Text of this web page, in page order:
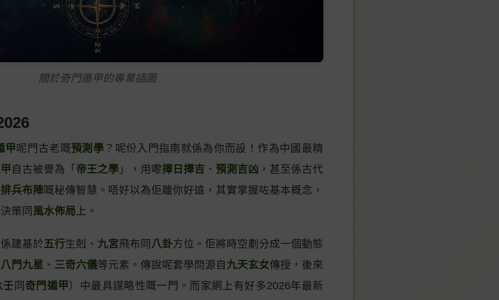
關於奇門遁甲的專業插圖
甲呢門古老嘅預測學 ？呢份入門指南就係為你而設！作為中國最精
自古被譽為「 帝王之學 」，用嚟擇日擇吉 、 預測吉凶 ，甚至係古代
排兵布陣嘅秘傳智慧。唔好以為佢離你好遠，其實掌握咗基本概念，
策同 風水佈局 上。
建基於五行生剋、 九宮飛布同 八卦方位。佢將時空劃分成一個動態
八門九星 、 三奇六儀等元素。傳說呢套學問源自 九天玄女傳授，後來
壬 同 奇門遁甲 ）中最具謀略性嘅一門。而家網上有好多2026年最新